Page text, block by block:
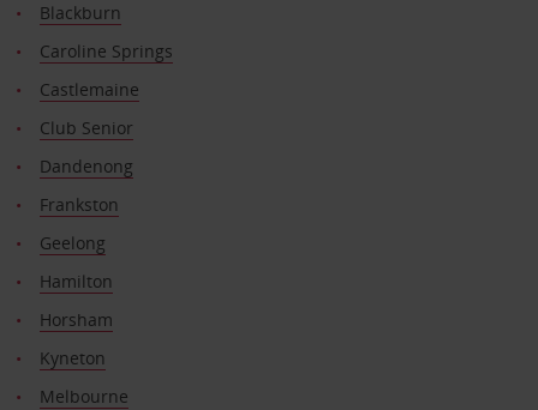
Blackburn
Caroline Springs
Castlemaine
Club Senior
Dandenong
Frankston
Geelong
Hamilton
Horsham
Kyneton
Melbourne